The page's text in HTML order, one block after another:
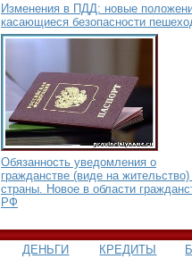
Изменения в ПДД: новые
касающиеся безопасности
Обязанность уведомления о
гражданстве (виде на жительство)
страны. Новое в области
РФ
ДЕНЬГИ КРЕДИТЫ